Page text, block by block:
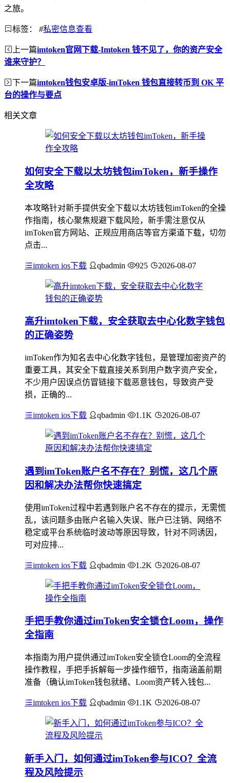
之旅。
标签： #私密信息查看
上一篇imtoken官网下载-Imtoken 钱不见了，你的资产安全
谁来守护？
下一篇imtoken钱包安卓版-imToken 钱包直接转币到 OK 平
台的操作与要点
相关文章
如何安全下载以太坊钱包imToken，新手操作
全攻略
本攻略针对新手提供安全下载以太坊钱包imToken的全操
作指南，核心聚焦规避下载风险，新手需注意仅从
imToken官方网站、正规应用商店等官方渠道下载，切勿
点击...
imtoken ios下载 qbadmin 925 2026-08-07
高升imtoken下载，安全获取去中心化数字钱包
的正确姿势
imToken作为知名去中心化数字钱包，是管理加密资产的
重要工具，其安全下载直接关系到用户数字资产安全，
不少用户因误点仿冒链接下载恶意钱包，导致资产受
损，正确的...
imtoken ios下载 qbadmin 1.1K 2026-08-07
遇到imToken账户名不存在？别慌，这几个原
因和解决办法帮你快速搞定
使用imToken过程中若遇到账户名不存在的提示，无需慌
乱，该问题多由账户名输入失误、账户已注销、网络不
稳定或平台系统临时波动等原因导致，针对不同诱因，
可对应排...
imtoken ios下载 qbadmin 1.2K 2026-08-07
手把手教你通过imToken安全锁仓Loom，操作
全指南
本指南为用户提供通过imToken安全锁仓Loom的全流程
操作教程，手把手拆解每一步操作细节，指南涵盖前期
准备（确认imToken钱包就绪、Loom资产转入钱包...
imtoken ios下载 qbadmin 1.1K 2026-08-07
新手入门，如何通过imToken参与ICO？全流
程及风险提示